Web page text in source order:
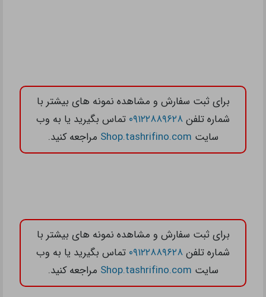
برای ثبت سفارش و مشاهده نمونه های بیشتر با
شماره تلفن۰۹۱۲۲۸۸۹۶۲۸ تماس بگیرید یا به وب
سایت Shop.tashrifino.com مراجعه کنید.
برای ثبت سفارش و مشاهده نمونه های بیشتر با
شماره تلفن۰۹۱۲۲۸۸۹۶۲۸ تماس بگیرید یا به وب
سایت Shop.tashrifino.com مراجعه کنید.